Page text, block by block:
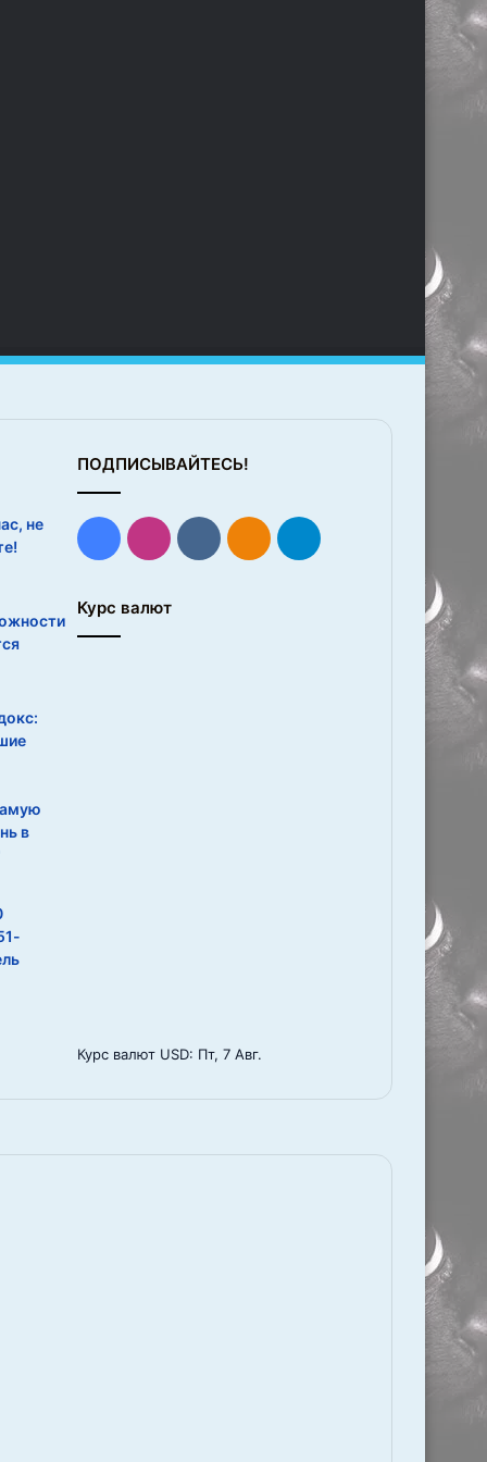
не
в
ПОДПИСЫВАЙТЕСЬ!
FacebookInstagramvk.comОдноклассники
Telegram
Курс валют
Курс валют USD: Пт, 7 Авг.